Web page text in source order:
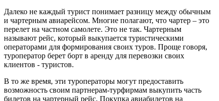
Далеко не каждый турист понимает разницу между обычным
и чартерным авиарейсом. Многие полагают, что чартер – это
перелет на частном самолете. Это не так. Чартерным
называют рейс, который выкупается туристическими
операторами для формирования своих туров. Проще говоря,
туроператор берет борт в аренду для перевозки своих
клиентов - туристов.
В то же время, эти туроператоры могут предоставить
возможность своим партнерам-турфирмам выкупить часть
билетов на чартерный рейс. Покупка авиабилетов на